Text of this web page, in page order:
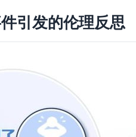
引发的伦理反思